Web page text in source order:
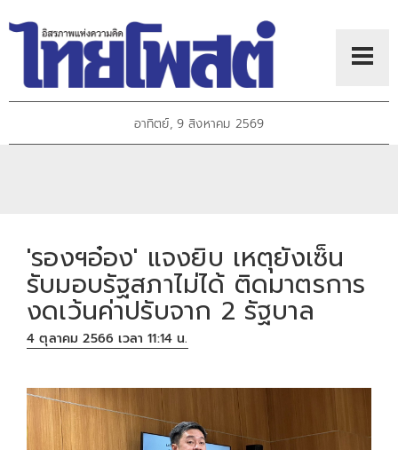
อาทิตย์, 9 สิงหาคม 2569
'รองฯอ๋อง' แจงยิบ เหตุยังเซ็น
รับมอบรัฐสภาไม่ได้ ติดมาตรการ
งดเว้นค่าปรับจาก 2 รัฐบาล
4 ตุลาคม 2566 เวลา 11:14 น.